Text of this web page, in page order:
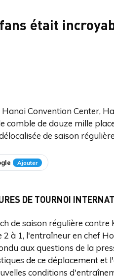
était
Convention Center,
comble de douze mille
de saison
Ajouter
DE TOURNOI
de saison régulière contre
à 1, l'entraîneur en chef
aux questions de la
de ce déplacement et
conditions